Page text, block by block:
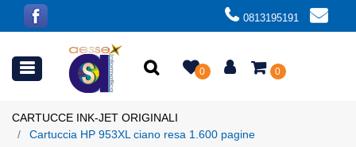
0813195191
Open menu 0 0
CARTUCCE INK-JET ORIGINALI
Cartuccia HP 953XL ciano resa 1.600 pagine